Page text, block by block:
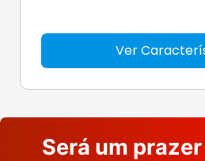
Ver
Será um